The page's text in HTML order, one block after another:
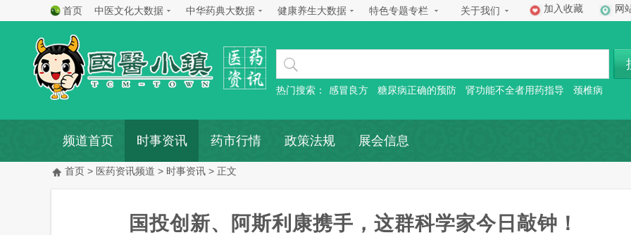
首页 中医文化大数据 中华药典大数据 健康养生大数据 特色专题专栏 关于我们 加入收藏 网
热门搜索： 感冒良方 糖尿病正确的预防 肾功能不全者用药指导 颈椎病
频道首页 时事资讯 药市行情 政策法规 展会信息
首页 > 医药资讯频道 > 时事资讯 > 正文
国投创新、阿斯利康携手，这群科学家今日敲钟！